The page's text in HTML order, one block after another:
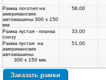
Рамка логотип на
американские
автомашины 300 х 150
мм.
58,00
Рамка пустая - планка
снизу
33,00
Рамка пустая на
американские
автомашины
300 х 150 мм.
51,00